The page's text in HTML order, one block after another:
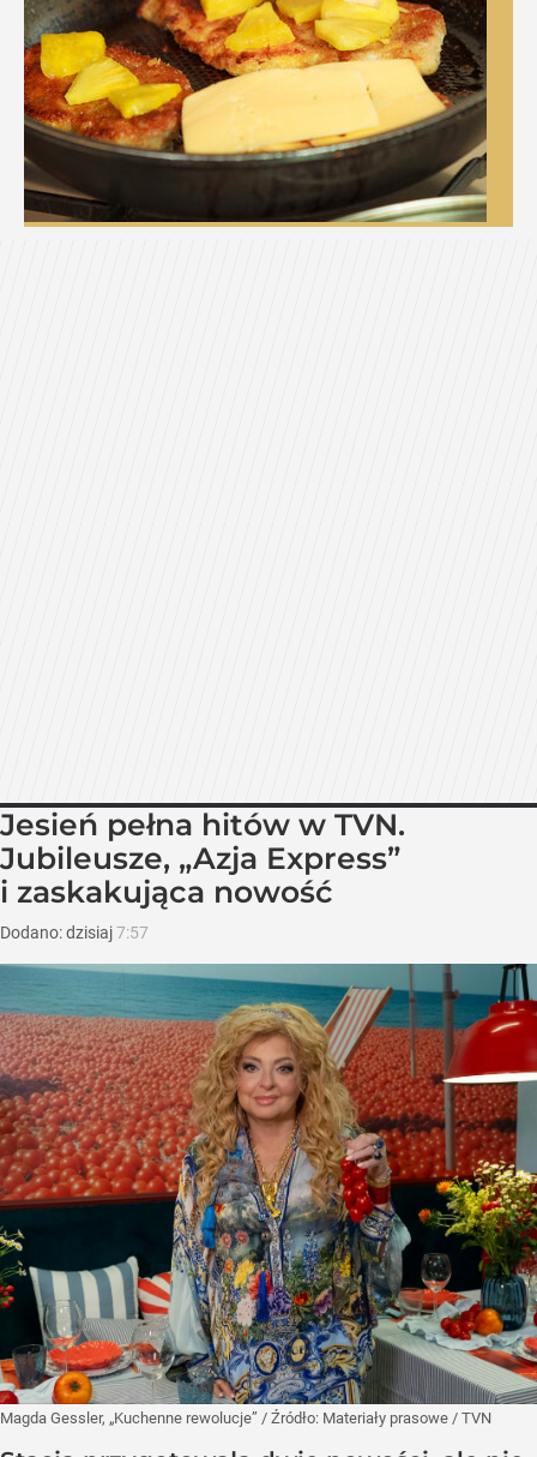
Jesień pełna hitów w TVN.
Jubileusze, „Azja Express”
i zaskakująca nowość
Dodano:dzisiaj7:57
Magda Gessler, „Kuchenne rewolucje” / Źródło: Materiały prasowe / TVN